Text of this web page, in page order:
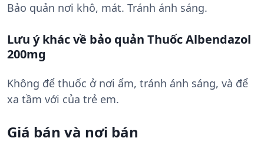
Bảo quản nơi khô, mát. Tránh ánh sáng.
Lưu ý khác về bảo quản Thuốc Albendazol
200mg
Không để thuốc ở nơi ẩm, tránh ánh sáng, và để
xa tầm với của trẻ em.
Giá bán và nơi bán